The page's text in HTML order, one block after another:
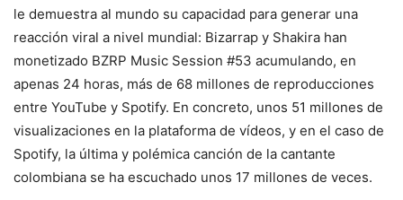
le demuestra al mundo su capacidad para generar una
reacción viral a nivel mundial: Bizarrap y Shakira han
monetizado BZRP Music Session #53 acumulando, en
apenas 24 horas, más de 68 millones de reproducciones
entre YouTube y Spotify. En concreto, unos 51 millones de
visualizaciones en la plataforma de vídeos, y en el caso de
Spotify, la última y polémica canción de la cantante
colombiana se ha escuchado unos 17 millones de veces.